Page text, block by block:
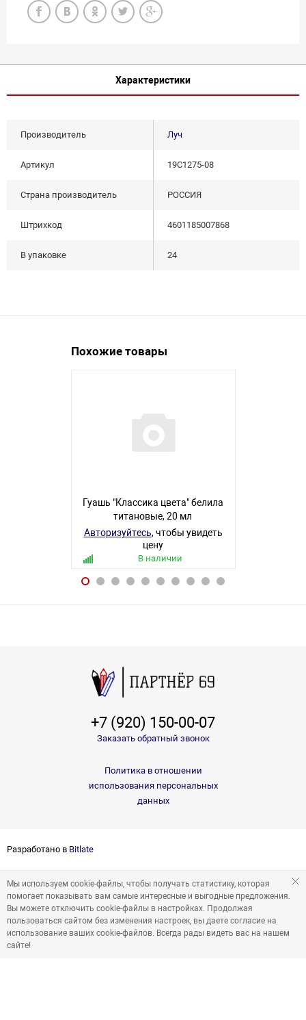
Характеристики
Производитель Луч
Артикул 19С1275-08
Страна производитель РОССИЯ
Штрихкод 4601185007868
В упаковке 24
Похожие товары
Гуашь "Классика цвета" белила
титановые, 20 мл
Авторизуйтесь, чтобы увидеть
цену
В наличии
+7 (920) 150-00-07
Заказать обратный звонок
Политика в отношении
использования персональных
данных
Разработано в Bitlate
Мы используем cookie-файлы, чтобы получать статистику, которая
помогает показывать вам самые интересные и выгодные предложения.
Вы можете отключить cookie-файлы в настройках. Продолжая
пользоваться сайтом без изменения настроек, вы даете согласие на
использование ваших cookie-файлов. Всегда рады видеть вас на нашем
сайте!